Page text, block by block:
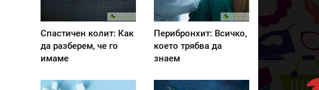
Спастичен колит: Как
да разберем, че го
имаме
Перибронхит: Всичко,
което трябва да
знаем